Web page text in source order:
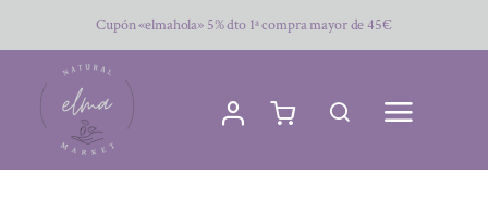
al
contenido
Cupón «elmahola» 5% dto 1ª compra mayor de 45€